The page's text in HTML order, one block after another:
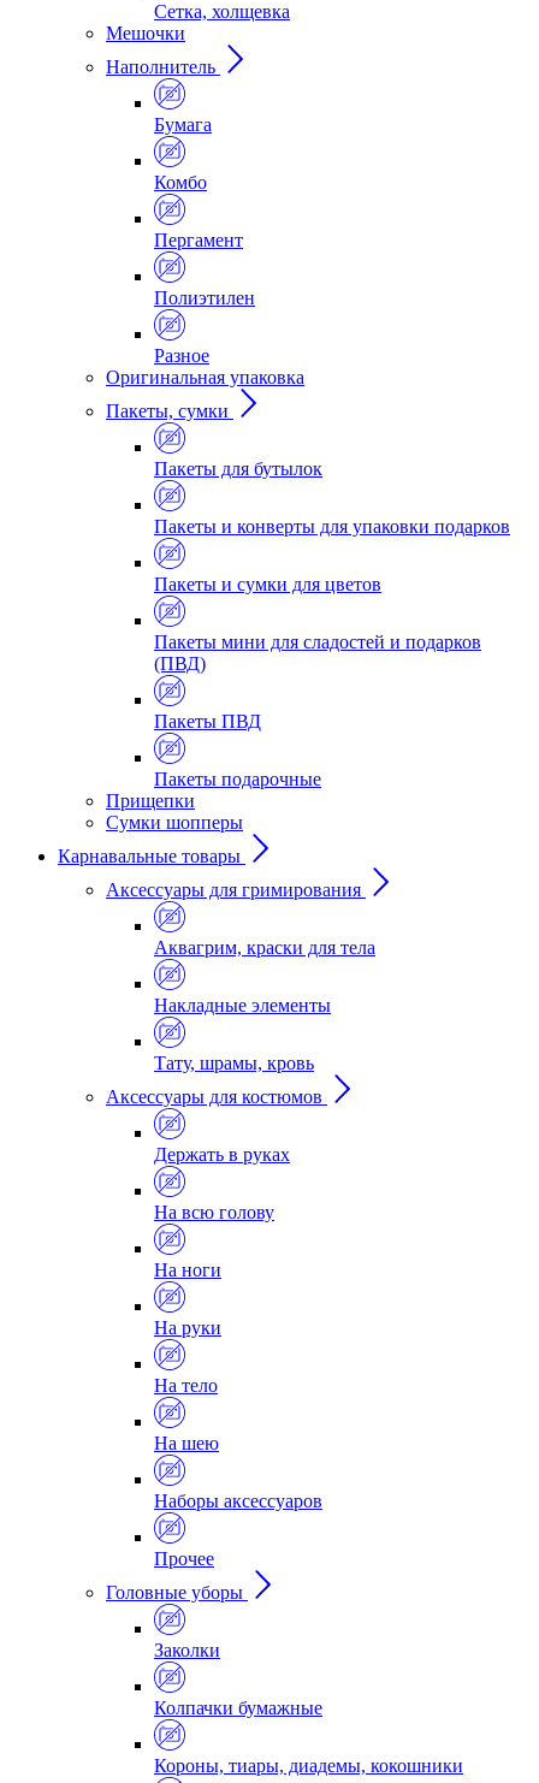
Сетка, холщевка
Мешочки
Наполнитель
Бумага
Комбо
Пергамент
Полиэтилен
Разное
Оригинальная упаковка
Пакеты, сумки
Пакеты для бутылок
Пакеты и конверты для упаковки подарков
Пакеты и сумки для цветов
Пакеты мини для сладостей и подарков
(ПВД)
Пакеты ПВД
Пакеты подарочные
Прищепки
Сумки шопперы
Карнавальные товары
Аксессуары для гримирования
Аквагрим, краски для тела
Накладные элементы
Тату, шрамы, кровь
Аксессуары для костюмов
Держать в руках
На всю голову
На ноги
На руки
На тело
На шею
Наборы аксессуаров
Прочее
Головные уборы
Заколки
Колпачки бумажные
Короны, тиары, диадемы, кокошники